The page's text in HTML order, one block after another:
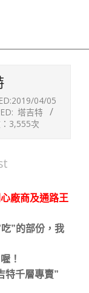
2019/04/05
塔吉特
3,555次
廠商及通路王
”的部份，我
！
特千層專賣”